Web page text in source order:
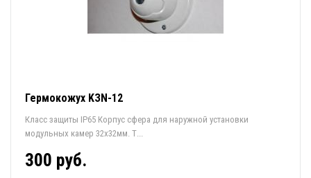
Гермокожух KЗN-12
Класс защиты IP65 Корпус сфера для наружной установки
модульных камер 32х32мм. Т...
300 руб.